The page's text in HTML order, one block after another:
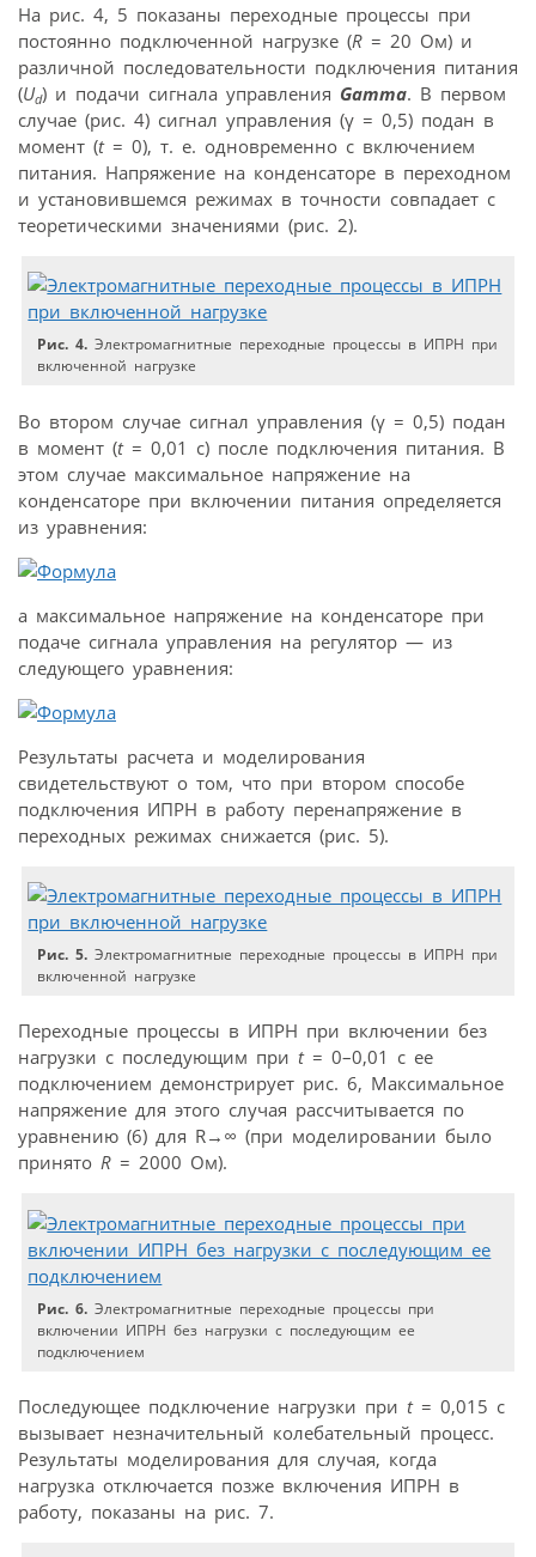
На рис. 4, 5 показаны переходные процессы при
постоянно подключенной нагрузке (R = 20 Ом) и
различной последовательности подключения питания
(Ud) и подачи сигнала управления Gamma. В первом
случае (рис. 4) сигнал управления (γ = 0,5) подан в
момент (t= 0), т. е. одновременно с включением
питания. Напряжение на конденсаторе в переходном
и установившемся режимах в точности совпадает с
теоретическими значениями (рис. 2).
Рис. 4. Электромагнитные переходные процессы в ИПРН при
включенной нагрузке
Во втором случае сигнал управления (γ = 0,5) подан
в момент (t= 0,01 c) после подключения питания. В
этом случае максимальное напряжение на
конденсаторе при включении питания определяется
из уравнения:
а максимальное напряжение на конденсаторе при
подаче сигнала управления на регулятор — из
следующего уравнения:
Результаты расчета и моделирования
свидетельствуют о том, что при втором способе
подключения ИПРН в работу перенапряжение в
переходных режимах снижается (рис. 5).
Рис. 5. Электромагнитные переходные процессы в ИПРН при
включенной нагрузке
Переходные процессы в ИПРН при включении без
нагрузки с последующим при t= 0–0,01 с ее
подключением демонстрирует рис. 6, Максимальное
напряжение для этого случая рассчитывается по
уравнению (6) для R→∞ (при моделировании было
принято R = 2000 Ом).
Рис. 6. Электромагнитные переходные процессы при
включении ИПРН без нагрузки с последующим ее
подключением
Последующее подключение нагрузки при t= 0,015 c
вызывает незначительный колебательный процесс.
Результаты моделирования для случая, когда
нагрузка отключается позже включения ИПРН в
работу, показаны на рис. 7.